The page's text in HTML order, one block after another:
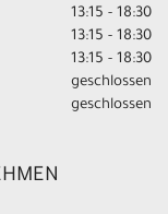
13:15 - 18:30
13:15 - 18:30
13:15 - 18:30
geschlossen
geschlossen